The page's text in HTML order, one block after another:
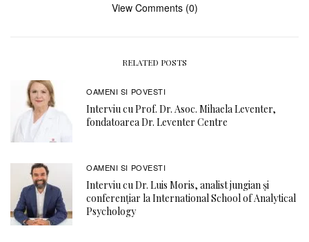
View Comments (0)
RELATED POSTS
OAMENI SI POVESTI
Interviu cu Prof. Dr. Asoc. Mihaela Leventer,
fondatoarea Dr. Leventer Centre
OAMENI SI POVESTI
Interviu cu Dr. Luis Moris, analist jungian și
conferențiar la International School of Analytical
Psychology